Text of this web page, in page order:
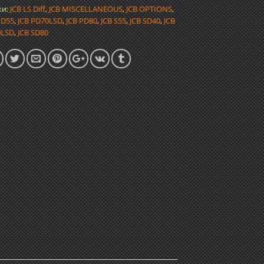
JCB LS Diff,JCB MISCELLANEOUS,JCB OPTIONS,
,JCB PD70LSD,JCB PD80,JCB S55,JCB SD40,JCB
,JCB SD80